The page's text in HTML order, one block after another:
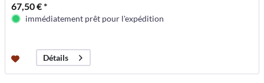
67,50 € *
immédiatement prêt pour l'expédition
Détails